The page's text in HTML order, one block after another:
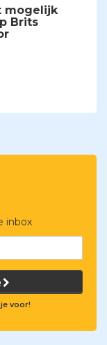
mogelijk
Brits
inbox
voor!